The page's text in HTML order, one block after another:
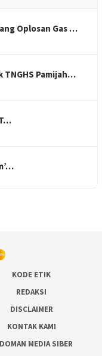
Oplosan Gas …
TNGHS Pamijah…
KODE ETIK
REDAKSI
DISCLAIMER
KONTAK KAMI
MEDIA SIBER